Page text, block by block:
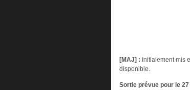
[MAJ] : Initialement mis
disponible.
Sortie prévue pour le